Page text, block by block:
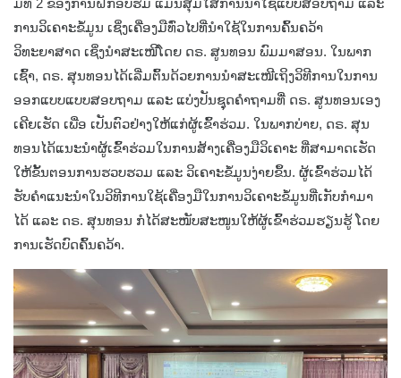
ມື້ທີ 2 ຂອງການຝຶກອົບຮົມ ແມ່ນສຸມໃສ່ການນໍາໃຊ້ແບບສອບຖາມ ແລະ
ການວິເຄາະຂໍ້ມູນ ເຊິ່ງເຄື່ອງມືທົ່ວໄປທີ່ນໍາໃຊ້ໃນການຄົ້ນຄວ້າ
ວິທະຍາສາດ ເຊິ່ງນໍາສະເໜີໂດຍ ດຣ. ສູນທອນ ພົມມາສອນ. ໃນພາກ
ເຊົ້າ, ດຣ. ສຸນທອນໄດ້ເລີ່ມຕົ້ນດ້ວຍການນໍາສະເໜີເຖິງວິທີການໃນການ
ອອກແບບແບບສອບຖາມ ແລະ ແບ່ງປັນຊຸຸດຄໍາຖາມທີ່່ ດຣ. ສູນທອນເອງ
ເຄີຍເຮັດ ເພື່ອ ເປັນຕົວຢ່າງໃຫ້ແກ່ຜູ້ເຂົ້າຮ່ວມ. ໃນພາກບ່າຍ, ດຣ. ສຸນ
ທອນໄດ້ແນະນໍາຜູ້ເຂົ້າຮ່ວມໃນການສ້າງເຄື່ອງມືວິເຄາະ ທີ່ສາມາດເຮັດ
ໃຫ້ຂັ້ນຕອນການຮວບຮວມ ແລະ ວິເຄາະຂໍ້ມູນງ່າຍຂຶ້ນ. ຜູ້ເຂົ້າຮ່ວມໄດ້
ຮັບຄໍາແນະນໍາໃນວິທີການໃຊ້ເຄື່ອງມືໃນການວິເຄາະຂໍ້ມູນທີ່ເກັບກໍາມາ
ໄດ້ ແລະ ດຣ. ສຸນທອນ ກໍໄດ້ສະໜັບສະໜູນໃຫ້ຜູ້ເຂົ້າຮ່ວມຮຽນຮູ້ ໂດຍ
ການເຮັດບົດຄົ້ນຄວ້າ.